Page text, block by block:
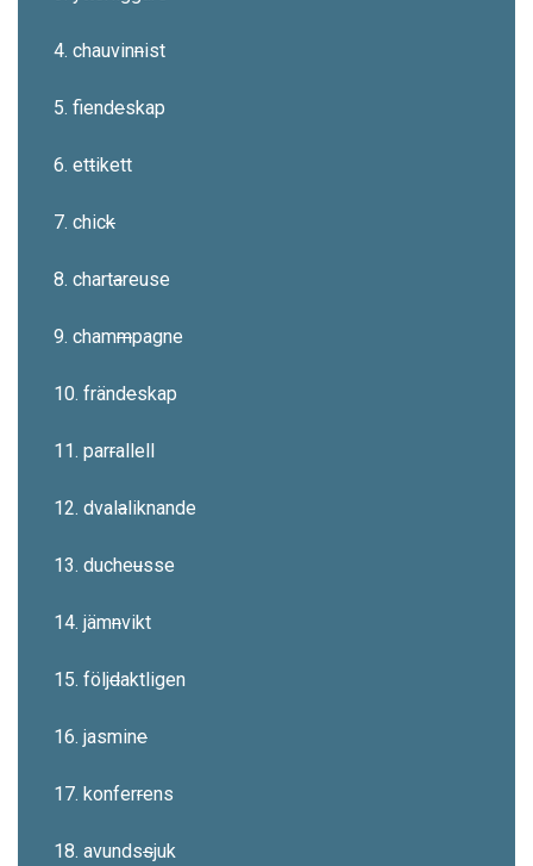
4. chauvinnist
5. fiendeskap
6. ettikett
7. chick
8. chartareuse
9. chammpagne
10. frändeskap
11. parrallell
12. dvalaliknande
13. ducheusse
14. jämnvikt
15. följdaktligen
16. jasmine
17. konferrens
18. avundssjuk